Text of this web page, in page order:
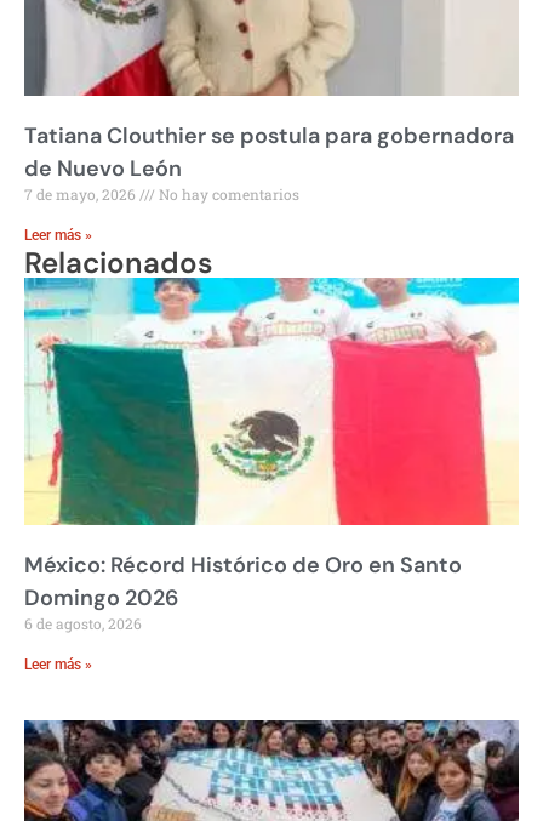
Tatiana Clouthier se postula para gobernadora
de Nuevo León
7 de mayo, 2026 No hay comentarios
Leer más »
Relacionados
México: Récord Histórico de Oro en Santo
Domingo 2026
6 de agosto, 2026
Leer más »